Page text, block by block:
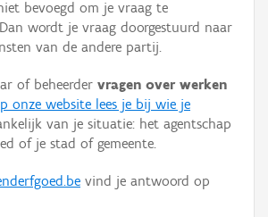
bevoegd om je vraag te
wordt je vraag doorgestuurd naar
van de andere partij.
of beheerder vragen over werken
onze website lees je bij wie je
van je situatie: het agentschap
of je stad of gemeente.
vind je antwoord op